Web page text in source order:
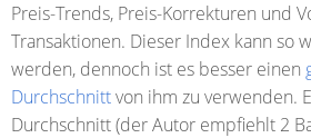
Preis-Trends, Preis-Korrekturen und
Transaktionen. Dieser Index kann so
werden, dennoch ist es besser einen
Durchschnittvon ihm zu verwenden.
Durchschnitt (der Autor empfiehlt 2